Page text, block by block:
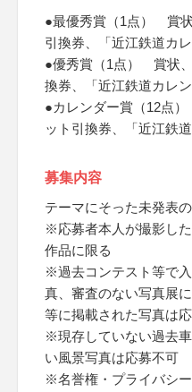
●最優秀賞（1点） 賞
引換券、「近江鉄道カ
●優秀賞（1点） 賞状
換券、「近江鉄道カレ
●カレンダー賞（12点
ット引換券、「近江鉄
募集内容
テーマにそった未発表
※応募者本人が撮影し
作品に限る
※過去コンテスト等で
真、審査のない写真展
等に掲載された写真は
※現存していない過去
い風景写真は応募不可
※名誉権・プライバシ